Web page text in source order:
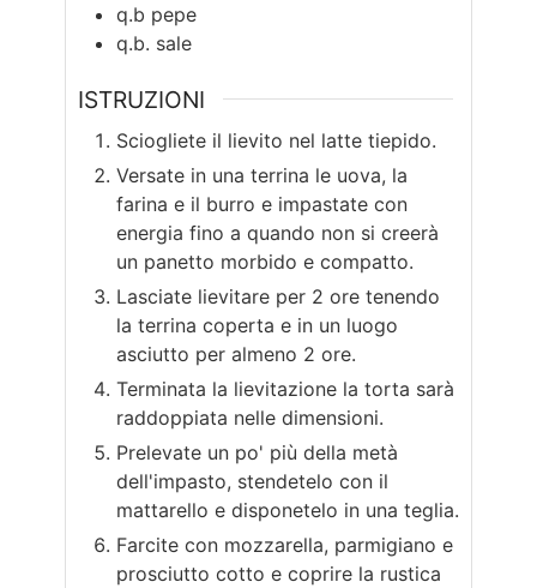
q.b pepe
q.b. sale
ISTRUZIONI
Sciogliete il lievito nel latte tiepido.
Versate in una terrina le uova, la
farina e il burro e impastate con
energia fino a quando non si creerà
un panetto morbido e compatto.
Lasciate lievitare per 2 ore tenendo
la terrina coperta e in un luogo
asciutto per almeno 2 ore.
Terminata la lievitazione la torta sarà
raddoppiata nelle dimensioni.
Prelevate un po' più della metà
dell'impasto, stendetelo con il
mattarello e disponetelo in una teglia.
Farcite con mozzarella, parmigiano e
prosciutto cotto e coprire la rustica